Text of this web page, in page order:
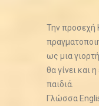
Την προσεχή
ως μια
θα γίνει και
παιδιά.
Γλώσσα